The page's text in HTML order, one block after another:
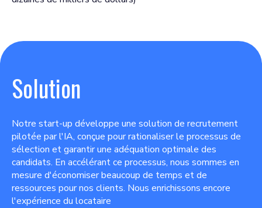
Solution
Notre start-up développe une solution de recrutement
pilotée par l'IA, conçue pour rationaliser le processus de
sélection et garantir une adéquation optimale des
candidats. En accélérant ce processus, nous sommes en
mesure d'économiser beaucoup de temps et de
ressources pour nos clients. Nous enrichissons encore
l'expérience du locataire